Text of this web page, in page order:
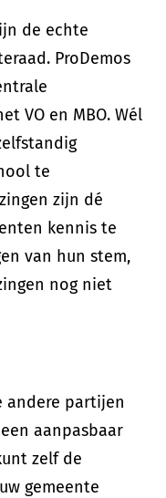
de echte
ProDemos
VO en MBO. Wél
te
zijn dé
kennis te
van hun stem,
nog niet
andere partijen
aanpasbaar
zelf de
gemeente